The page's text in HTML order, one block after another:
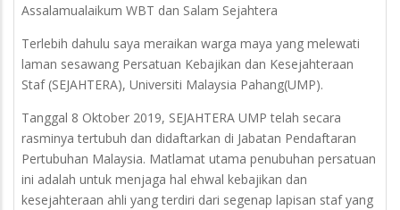
Assalamualaikum WBT dan Salam Sejahtera
Terlebih dahulu saya meraikan warga maya yang melewati
laman sesawang Persatuan Kebajikan dan Kesejahteraan
Staf (SEJAHTERA), Universiti Malaysia Pahang(UMP).
Tanggal 8 Oktober 2019, SEJAHTERA UMP telah secara
rasminya tertubuh dan didaftarkan di Jabatan Pendaftaran
Pertubuhan Malaysia. Matlamat utama penubuhan persatuan
ini adalah untuk menjaga hal ehwal kebajikan dan
kesejahteraan ahli yang terdiri dari segenap lapisan staf yang